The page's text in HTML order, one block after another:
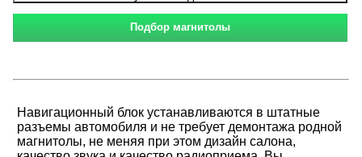
Навигационный блок устанавливаются в штатные
разъемы автомобиля и не требует демонтажа родной
магнитолы, не меняя при этом дизайн салона,